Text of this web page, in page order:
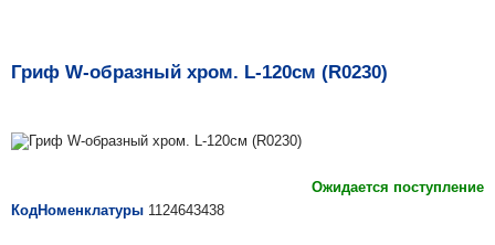
Гриф W-образный хром. L-120см (R0230)
Ожидается поступление
КодНоменклатуры 1124643438